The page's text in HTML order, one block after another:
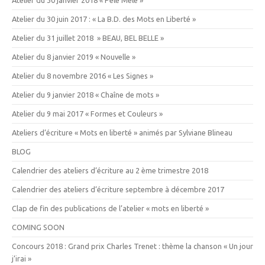
Atelier du 30 juin 2017 : « La B.D. des Mots en Liberté »
Atelier du 31 juillet 2018 » BEAU, BEL BELLE »
Atelier du 8 janvier 2019 « Nouvelle »
Atelier du 8 novembre 2016 « Les Signes »
Atelier du 9 janvier 2018 « Chaîne de mots »
Atelier du 9 mai 2017 « Formes et Couleurs »
Ateliers d’écriture « Mots en liberté » animés par Sylviane Blineau
BLOG
Calendrier des ateliers d’écriture au 2 ème trimestre 2018
Calendrier des ateliers d’écriture septembre à décembre 2017
Clap de fin des publications de l’atelier « mots en liberté »
COMING SOON
Concours 2018 : Grand prix Charles Trenet : thème la chanson « Un jour
j’irai »